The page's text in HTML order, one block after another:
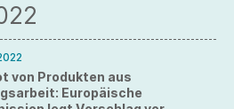
von Produkten aus
Europäische